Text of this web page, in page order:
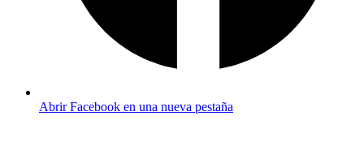
Abrir Facebook en una nueva pestaña